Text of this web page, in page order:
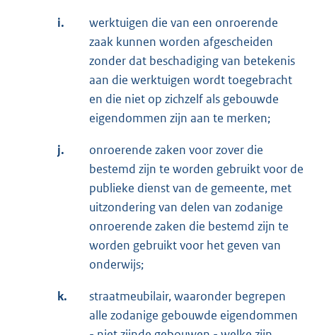
i.
werktuigen die van een onroerende
zaak kunnen worden afgescheiden
zonder dat beschadiging van betekenis
aan die werktuigen wordt toegebracht
en die niet op zichzelf als gebouwde
eigendommen zijn aan te merken;
j.
onroerende zaken voor zover die
bestemd zijn te worden gebruikt voor de
publieke dienst van de gemeente, met
uitzondering van delen van zodanige
onroerende zaken die bestemd zijn te
worden gebruikt voor het geven van
onderwijs;
k.
straatmeubilair, waaronder begrepen
alle zodanige gebouwde eigendommen